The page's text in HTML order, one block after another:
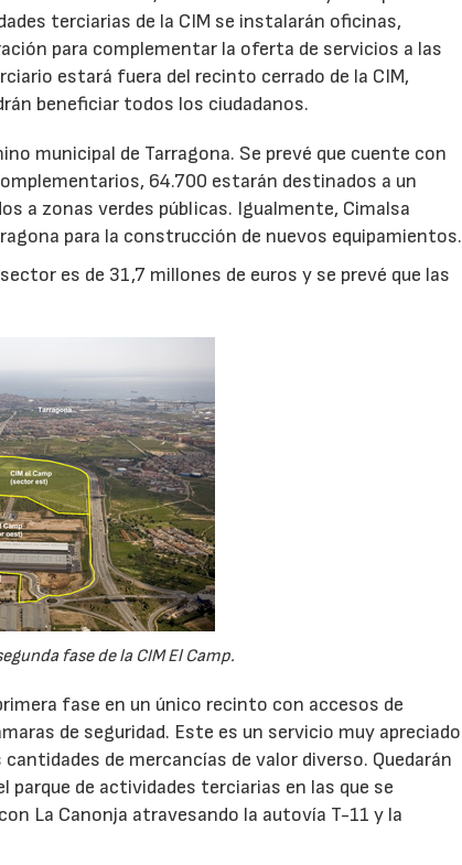
terciarias de la CIM se instalarán oficinas,
para complementar la oferta de servicios a las
estará fuera del recinto cerrado de la CIM,
beneficiar todos los ciudadanos.
municipal de Tarragona. Se prevé que cuente con
64.700 estarán destinados a un
a zonas verdes públicas. Igualmente, Cimalsa
para la construcción de nuevos equipamientos.
es de 31,7 millones de euros y se prevé que las
fase de la CIM El Camp.
fase en un único recinto con accesos de
de seguridad. Este es un servicio muy apreciado
de mercancías de valor diverso. Quedarán
de actividades terciarias en las que se
La Canonja atravesando la autovía T-11 y la